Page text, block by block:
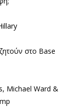
στο Base
Michael Ward &